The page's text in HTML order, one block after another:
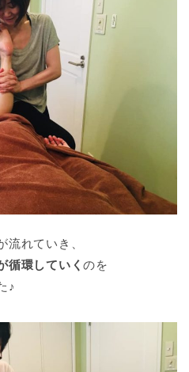
流れていき、
循環していくのを
♪